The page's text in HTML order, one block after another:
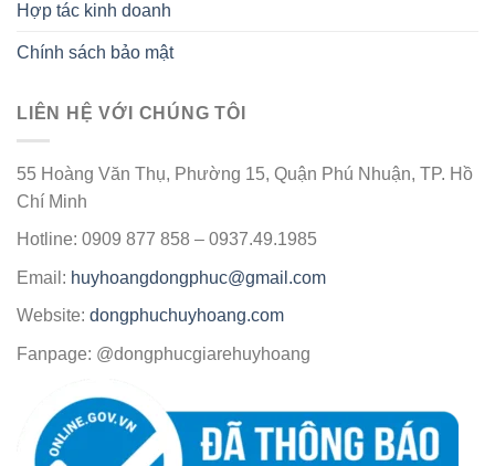
Hợp tác kinh doanh
Chính sách bảo mật
LIÊN HỆ VỚI CHÚNG TÔI
55 Hoàng Văn Thụ, Phường 15, Quận Phú Nhuận, TP. Hồ
Chí Minh
Hotline: 0909 877 858 – 0937.49.1985
Email: huyhoangdongphuc@gmail.com
Website: dongphuchuyhoang.com
Fanpage: @dongphucgiarehuyhoang